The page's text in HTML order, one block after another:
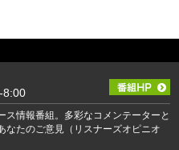
情報番組。多彩なコメンテーターと
なたのご意見（リスナーズオピニオ